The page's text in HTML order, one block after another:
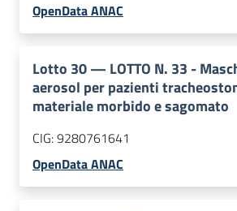
OpenData ANAC
Lotto 30— LOTTO N. 33 -
aerosol per pazienti
materiale morbido e sagomato
CIG:9280761641
OpenData ANAC